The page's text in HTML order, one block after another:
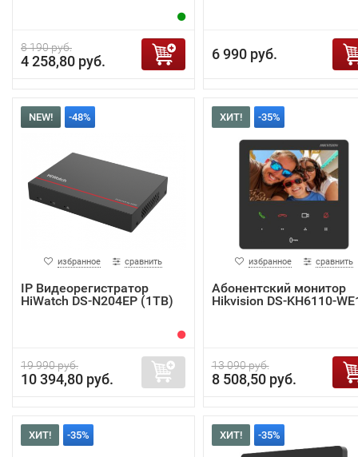
8 190 руб.
4 258,80 руб. 6 990 руб.
NEW! -48%
избранное сравнить
IP Видеорегистратор
HiWatch DS-N204EP (1TB)
19 990 руб.
10 394,80 руб.
ХИТ! -35%
избранное сравнить
Абонентский монитор
Hikvision DS-KH6110-
13 090 руб.
8 508,50 руб.
ХИТ! -35% ХИТ! -35%